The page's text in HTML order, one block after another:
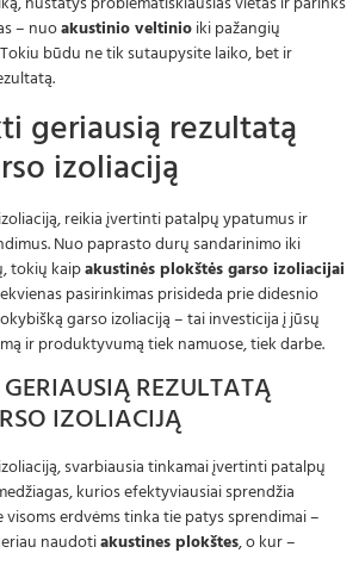
– nuoakustinio veltinioiki pažangių
būdu ne tik sutaupysite laiko, bet ir
geriausią rezultatą
izoliaciją
reikia įvertinti patalpų ypatumus ir
Nuo paprasto durų sandarinimo iki
tokių kaipakustinės plokštės garso izoliacijai
pasirinkimas prisideda prie didesnio
garso izoliaciją – tai investicija į jūsų
ir produktyvumą tiek namuose, tiek darbe.
REZULTATĄ
IZOLIACIJĄ
svarbiausia tinkamai įvertinti patalpų
kurios efektyviausiai sprendžia
visoms erdvėms tinka tie patys sprendimai –
naudotiakustines plokštes, o kur –